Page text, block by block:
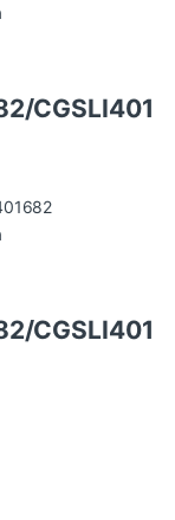
CGSLI401
CGSLI401